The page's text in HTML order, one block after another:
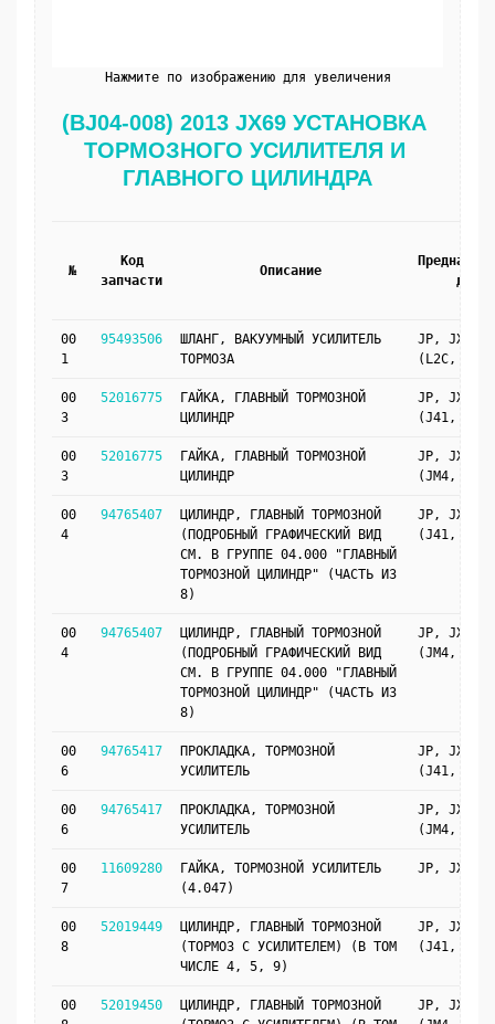
Нажмите по изображению для увеличения
(BJ04-008) 2013 JX69 УСТАНОВКА
ТОРМОЗНОГО УСИЛИТЕЛЯ И
ГЛАВНОГО ЦИЛИНДРА
№
Код
запчасти
Описание
для
00
1
95493506
ШЛАНГ, ВАКУУМНЫЙ УСИЛИТЕЛЬ
ТОРМОЗА
JP, JX69
(L2C, LHD)
00
3
52016775
ГАЙКА, ГЛАВНЫЙ ТОРМОЗНОЙ
ЦИЛИНДР
JP, JX69
(J41, LHD)
00
3
52016775
ГАЙКА, ГЛАВНЫЙ ТОРМОЗНОЙ
ЦИЛИНДР
JP, JX69
(JM4, LHD)
00
4
94765407
ЦИЛИНДР, ГЛАВНЫЙ ТОРМОЗНОЙ
(ПОДРОБНЫЙ ГРАФИЧЕСКИЙ ВИД
СМ. В ГРУППЕ 04.000 "ГЛАВНЫЙ
ТОРМОЗНОЙ ЦИЛИНДР" (ЧАСТЬ ИЗ
8)
JP, JX69
(J41, LHD)
00
4
94765407
ЦИЛИНДР, ГЛАВНЫЙ ТОРМОЗНОЙ
(ПОДРОБНЫЙ ГРАФИЧЕСКИЙ ВИД
СМ. В ГРУППЕ 04.000 "ГЛАВНЫЙ
ТОРМОЗНОЙ ЦИЛИНДР" (ЧАСТЬ ИЗ
8)
JP, JX69
(JM4, LHD)
00
6
94765417
ПРОКЛАДКА, ТОРМОЗНОЙ
УСИЛИТЕЛЬ
JP, JX69
(J41, LHD)
00
6
94765417
ПРОКЛАДКА, ТОРМОЗНОЙ
УСИЛИТЕЛЬ
JP, JX69
(JM4, LHD)
00
7
11609280
ГАЙКА, ТОРМОЗНОЙ УСИЛИТЕЛЬ
(4.047)
JP, JX69
00
8
52019449
ЦИЛИНДР, ГЛАВНЫЙ ТОРМОЗНОЙ
(ТОРМОЗ С УСИЛИТЕЛЕМ) (В ТОМ
ЧИСЛЕ 4, 5, 9)
JP, JX69
(J41, LHD)
00
52019450
ЦИЛИНДР, ГЛАВНЫЙ ТОРМОЗНОЙ
JP, JX69